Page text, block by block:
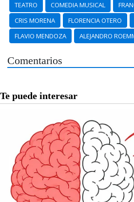
TEATRO COMEDIA MUSICAL
CRIS MORENA
FLORENCIA OTERO
FLAVIO MENDOZA
ALEJANDRO
Comentarios